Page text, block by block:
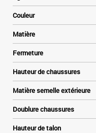
Couleur
Matière
Fermeture
Hauteur de chaussures
Matière semelle extérieure
Doublure chaussures
Hauteur de talon